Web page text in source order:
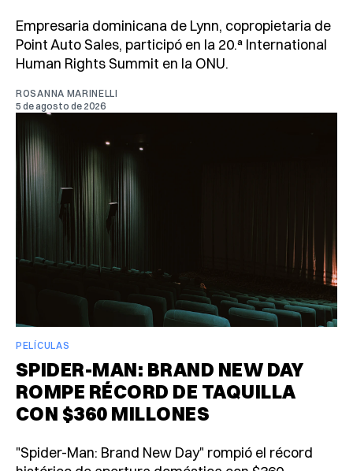
Empresaria dominicana de Lynn, copropietaria de
Point Auto Sales, participó en la 20.ª International
Human Rights Summit en la ONU.
ROSANNA MARINELLI
5 de agosto de 2026
PELÍCULAS
SPIDER-MAN: BRAND NEW DAY
ROMPE RÉCORD DE TAQUILLA
CON $360 MILLONES
"Spider-Man: Brand New Day" rompió el récord